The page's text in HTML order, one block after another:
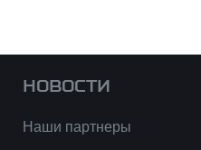
НОВОСТИ
Наши партнеры